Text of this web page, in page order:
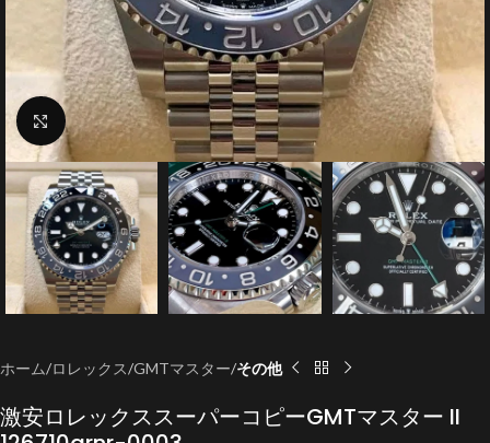
クリックで拡大
ホーム ロレックス GMTマスター その他
激安ロレックススーパーコピーGMTマスター II